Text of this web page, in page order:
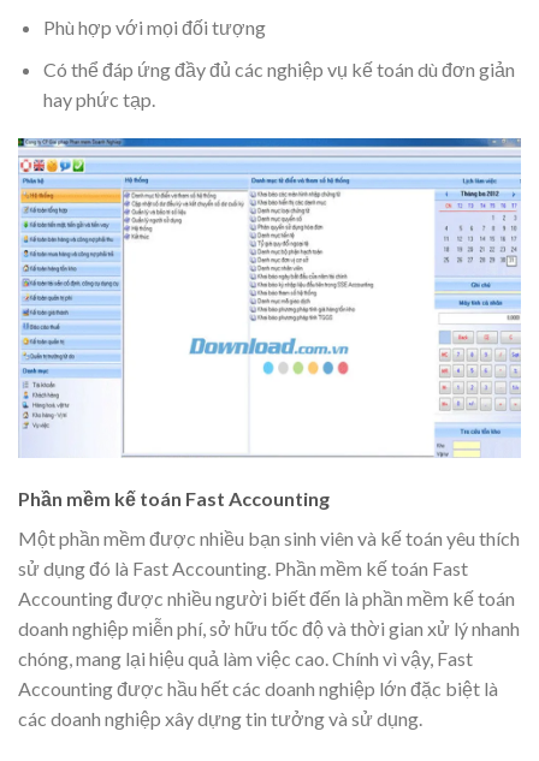
Phù hợp với mọi đối tượng
Có thể đáp ứng đầy đủ các nghiệp vụ kế toán dù đơn giản
hay phức tạp.
Phần mềm kế toán Fast Accounting
Một phần mềm được nhiều bạn sinh viên và kế toán yêu thích
sử dụng đó là Fast Accounting. Phần mềm kế toán Fast
Accounting được nhiều người biết đến là phần mềm kế toán
doanh nghiệp miễn phí, sở hữu tốc độ và thời gian xử lý nhanh
chóng, mang lại hiệu quả làm việc cao. Chính vì vậy, Fast
Accounting được hầu hết các doanh nghiệp lớn đặc biệt là
các doanh nghiệp xây dựng tin tưởng và sử dụng.